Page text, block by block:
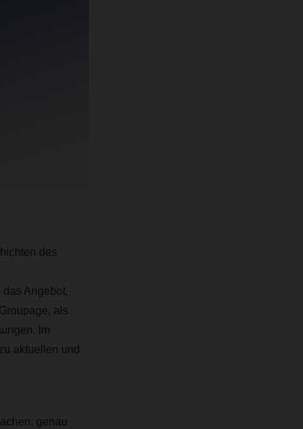
des
Angebot,
als
Im
aktuellen und
genau